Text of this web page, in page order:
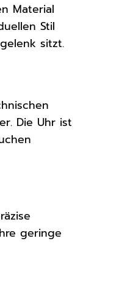
Material
Stil
sitzt.
Die Uhr ist
geringe